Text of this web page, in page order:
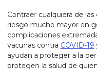
Contraer cualquiera de
riesgo mucho mayor en
complicaciones
vacunas contra COVID-19
ayudan a proteger a la
protegen la salud de